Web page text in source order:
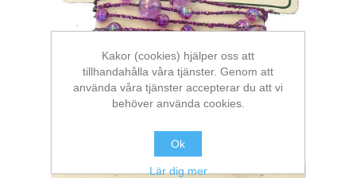
Kakor (cookies) hjälper oss att
tillhandahålla våra tjänster. Genom att
använda våra tjänster accepterar du att vi
behöver använda cookies.
Ok
Lär dig mer